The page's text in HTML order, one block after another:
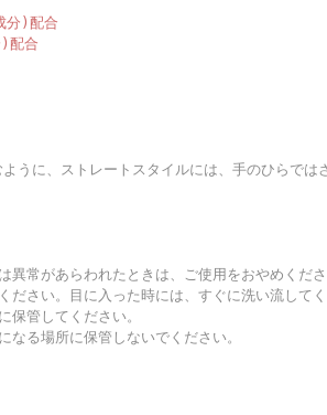
分)配合
配合
うに、ストレートスタイルには、手のひらでは
異常があらわれたときは、ご使用をおやめくださ
ださい。目に入った時には、すぐに洗い流してく
保管してください。
なる場所に保管しないでください。